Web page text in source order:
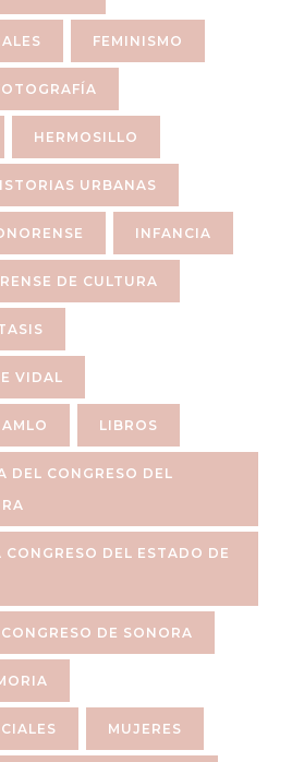
FEMINISMO
HERMOSILLO
URBANAS
INFANCIA
DE CULTURA
VIDAL
LIBROS
DEL CONGRESO DEL
DEL ESTADO DE
DE SONORA
MUJERES